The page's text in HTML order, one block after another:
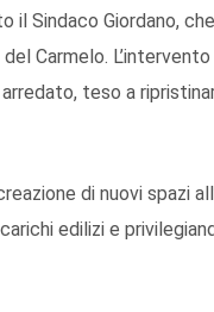
il Sindaco Giordano,
Carmelo.
teso a
di nuovi spazi
edilizi e